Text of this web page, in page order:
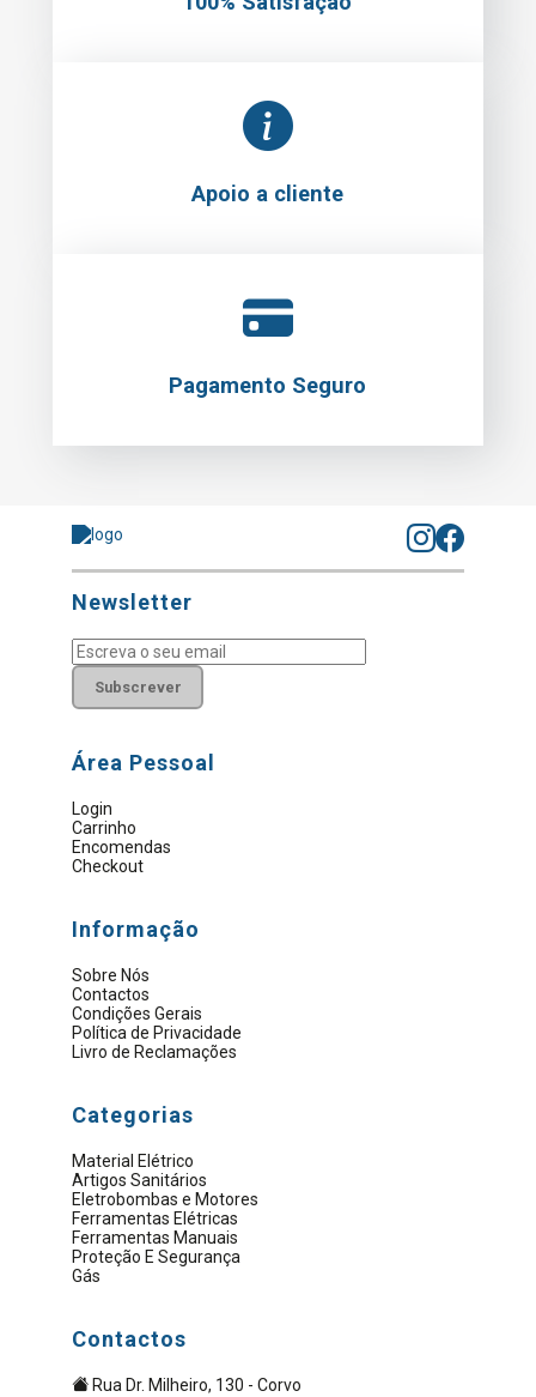
Apoio a cliente
Pagamento Seguro
Newsletter
Subscrever
Área Pessoal
Login
Carrinho
Encomendas
Checkout
Informação
Sobre Nós
Contactos
Condições Gerais
Política de Privacidade
Livro de Reclamações
Categorias
Material Elétrico
Artigos Sanitários
Eletrobombas e Motores
Ferramentas Elétricas
Ferramentas Manuais
Proteção E Segurança
Gás
Contactos
Rua Dr. Milheiro, 130 - Corvo